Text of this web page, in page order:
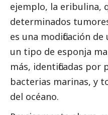
ejemplo, la eribulina,
determinados
es una modificación
un tipo de esponja
más, identificadas por
bacterias marinas, y
del océano.